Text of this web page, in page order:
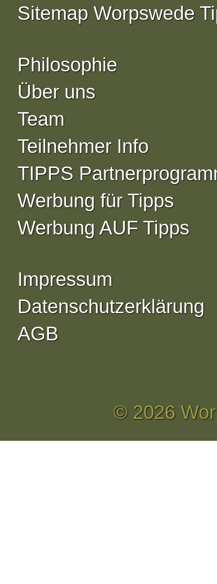
Sitemap Worpswede
Philosophie
Über uns
Team
Teilnehmer Info
TIPPS
Werbung für Tipps
Werbung AUF Tipps
Impressum
Datenschutzerklärung
AGB
© 2026